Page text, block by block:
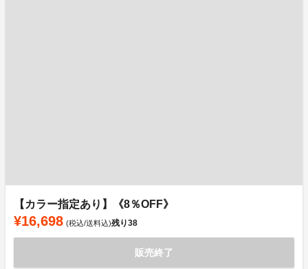
【カラー指定あり】《8％OFF》
¥16,698 (税込/送料込)残り38
販売終了